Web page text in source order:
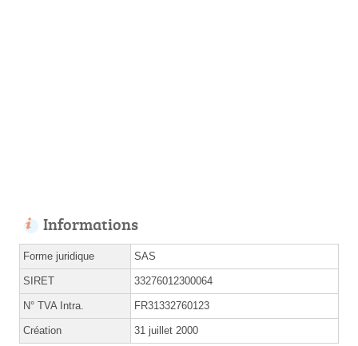
Informations
Forme juridique SAS
SIRET 33276012300064
N° TVA Intra. FR31332760123
Création 31 juillet 2000